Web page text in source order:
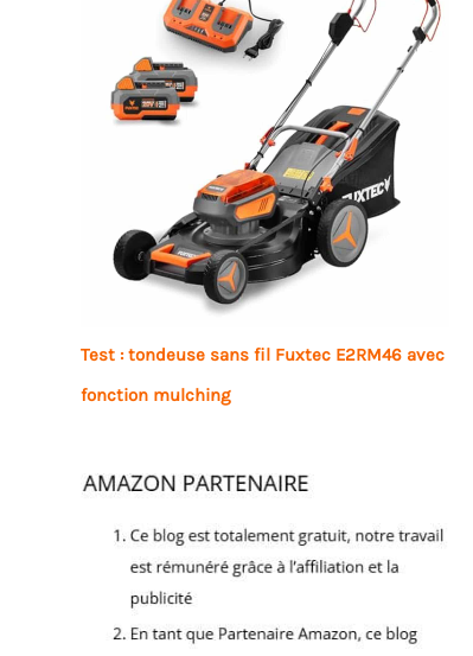
Test : tondeuse sans fil Fuxtec E2RM46 avec
fonction mulching